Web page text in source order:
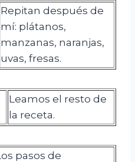
Repitan después de
mí: plátanos,
manzanas, naranjas,
uvas, fresas.
Leamos el resto de
la receta.
pasos de